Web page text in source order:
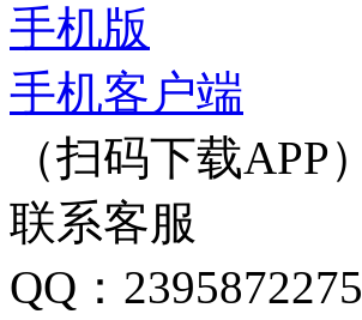
手机版
手机客户端
（扫码下载APP）
联系客服
QQ：2395872275